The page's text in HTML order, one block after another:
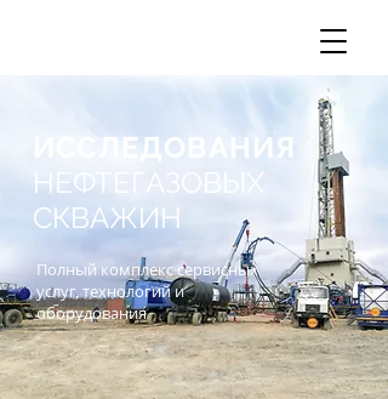
ИССЛЕДОВАНИЯ
НЕФТЕГАЗОВЫХ
СКВАЖИН
Полный комплекс сервисных
услуг, технологий и
оборудования